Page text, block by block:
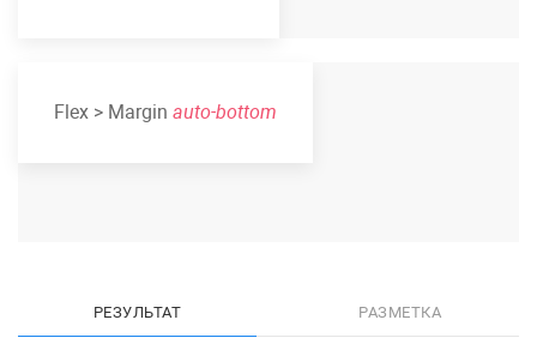
Flex > Margin auto-bottom
РЕЗУЛЬТАТ РАЗМЕТКА